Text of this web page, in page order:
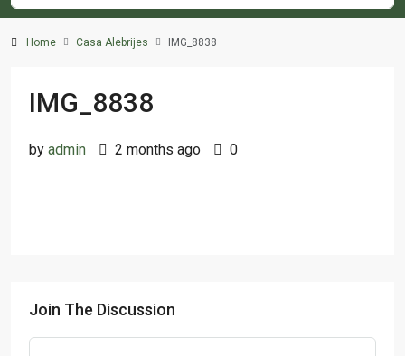
Home Casa Alebrijes IMG_8838
IMG_8838
by admin 2 months ago 0
Join The Discussion